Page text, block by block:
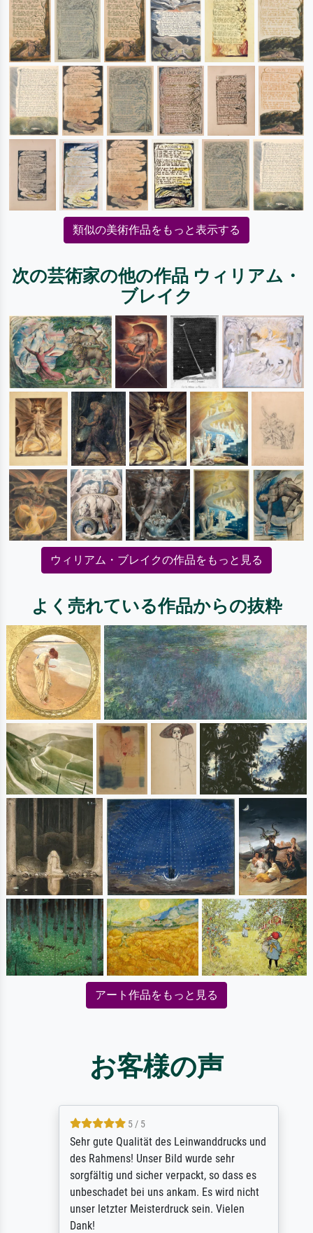
類似の美術作品をもっと表示する
次の芸術家の他の作品 ウィリアム・
ブレイク
ウィリアム・ブレイクの作品をもっと見る
よく売れている作品からの抜粋
アート作品をもっと見る
お客様の声
5 / 5
Sehr gute Qualität des Leinwanddrucks und
des Rahmens! Unser Bild wurde sehr
sorgfältig und sicher verpackt, so dass es
unbeschadet bei uns ankam. Es wird nicht
unser letzter Meisterdruck sein. Vielen
Dank!